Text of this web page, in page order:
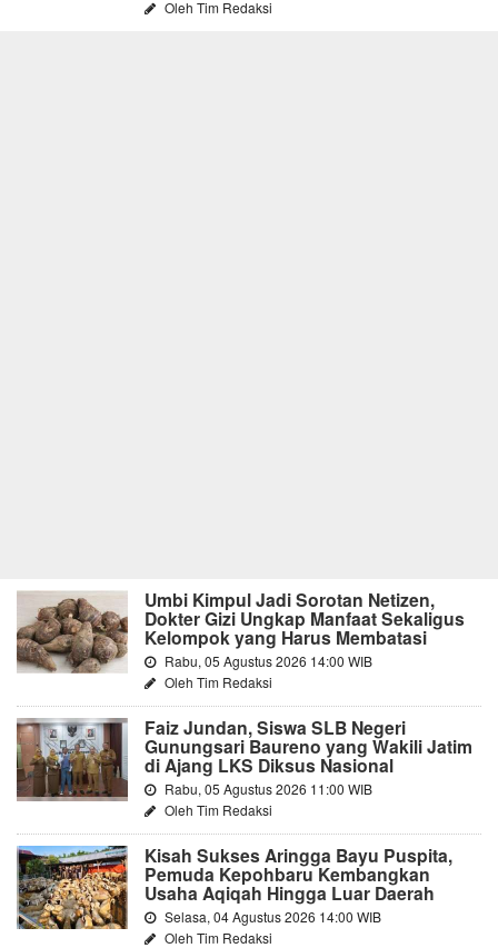
Oleh Tim Redaksi
Umbi Kimpul Jadi Sorotan Netizen,
Dokter Gizi Ungkap Manfaat Sekaligus
Kelompok yang Harus Membatasi
Rabu, 05 Agustus 2026 14:00 WIB
Oleh Tim Redaksi
Faiz Jundan, Siswa SLB Negeri
Gunungsari Baureno yang Wakili Jatim
di Ajang LKS Diksus Nasional
Rabu, 05 Agustus 2026 11:00 WIB
Oleh Tim Redaksi
Kisah Sukses Aringga Bayu Puspita,
Pemuda Kepohbaru Kembangkan
Usaha Aqiqah Hingga Luar Daerah
Selasa, 04 Agustus 2026 14:00 WIB
Oleh Tim Redaksi